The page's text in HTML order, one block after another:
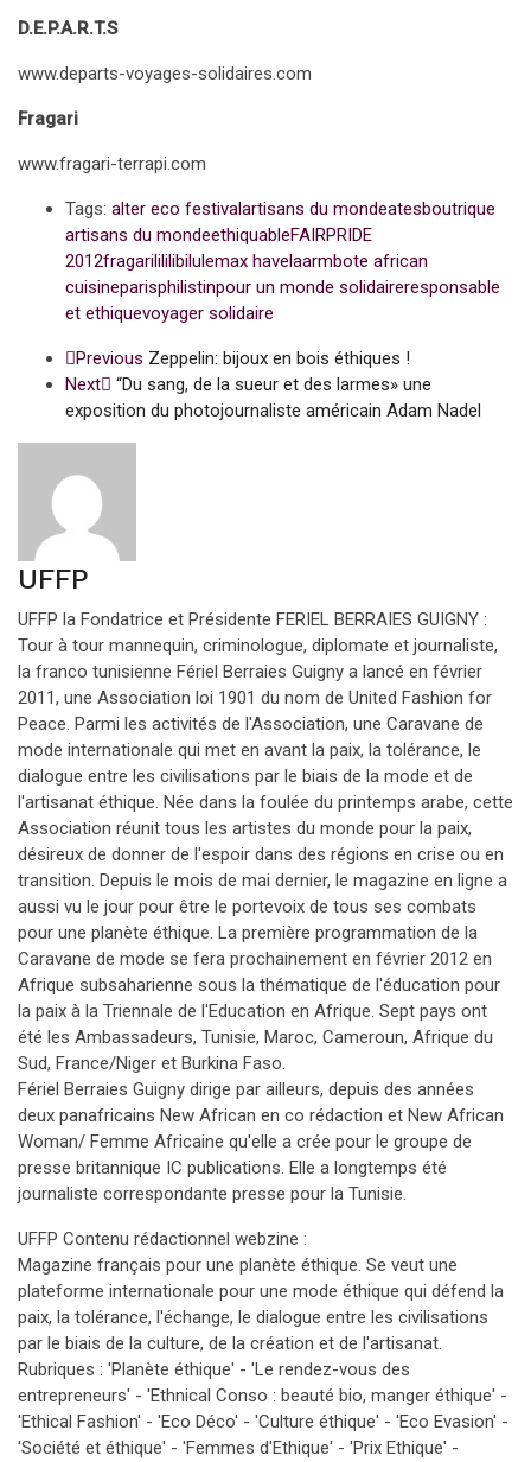
D.E.P.A.R.T.S
www.departs-voyages-solidaires.com
Fragari
www.fragari-terrapi.com
Tags: alter eco festivalartisans du mondeatesboutrique
artisans du mondeethiquableFAIRPRIDE
2012fragarilililibilulemax havelaarmbote african
cuisineparisphilistinpour un monde solidaireresponsable
et ethiquevoyager solidaire
Previous Zeppelin: bijoux en bois éthiques !
Next
“Du sang, de la sueur et des larmes» une
exposition du photojournaliste américain Adam Nadel
UFFP
UFFP la Fondatrice et Présidente FERIEL BERRAIES GUIGNY :
Tour à tour mannequin, criminologue, diplomate et journaliste,
la franco tunisienne Fériel Berraies Guigny a lancé en février
2011, une Association loi 1901 du nom de United Fashion for
Peace. Parmi les activités de l'Association, une Caravane de
mode internationale qui met en avant la paix, la tolérance, le
dialogue entre les civilisations par le biais de la mode et de
l'artisanat éthique. Née dans la foulée du printemps arabe, cette
Association réunit tous les artistes du monde pour la paix,
désireux de donner de l'espoir dans des régions en crise ou en
transition. Depuis le mois de mai dernier, le magazine en ligne a
aussi vu le jour pour être le portevoix de tous ses combats
pour une planète éthique. La première programmation de la
Caravane de mode se fera prochainement en février 2012 en
Afrique subsaharienne sous la thématique de l'éducation pour
la paix à la Triennale de l'Education en Afrique. Sept pays ont
été les Ambassadeurs, Tunisie, Maroc, Cameroun, Afrique du
Sud, France/Niger et Burkina Faso.
Fériel Berraies Guigny dirige par ailleurs, depuis des années
deux panafricains New African en co rédaction et New African
Woman/ Femme Africaine qu'elle a crée pour le groupe de
presse britannique IC publications. Elle a longtemps été
journaliste correspondante presse pour la Tunisie.
UFFP Contenu rédactionnel webzine :
Magazine français pour une planète éthique. Se veut une
plateforme internationale pour une mode éthique qui défend la
paix, la tolérance, l'échange, le dialogue entre les civilisations
par le biais de la culture, de la création et de l'artisanat.
Rubriques : 'Planète éthique' - 'Le rendez-vous des
entrepreneurs' - 'Ethnical Conso : beauté bio, manger éthique' -
'Ethical Fashion' - 'Eco Déco' - 'Culture éthique' - 'Eco Evasion' -
'Société et éthique' - 'Femmes d'Ethique' - 'Prix Ethique' -